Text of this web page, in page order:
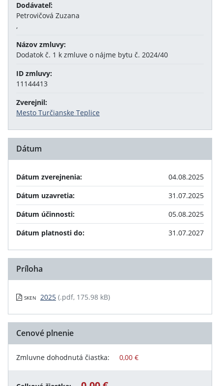
Dodávateľ:
Petrovičová Zuzana
,
Názov zmluvy:
Dodatok č. 1 k zmluve o nájme bytu č. 2024/40
ID zmluvy:
11144413
Zverejnil:
Mesto Turčianske Teplice
Dátum
Dátum zverejnenia:
04.08.2025
Dátum uzavretia:
31.07.2025
Dátum účinnosti:
05.08.2025
Dátum platnosti do:
31.07.2027
Príloha
SKEN 2025 (.pdf, 175.98 kB)
Cenové plnenie
Zmluvne dohodnutá čiastka: 0,00 €